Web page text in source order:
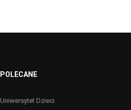
POLECANE
Uniwersytet Dzieci